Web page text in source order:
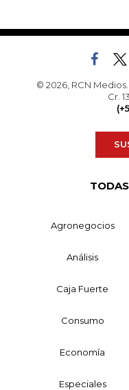
© 2026, RCN
Cr.
Agronegocios
Análisis
Caja Fuerte
Consumo
Economía
Especiales